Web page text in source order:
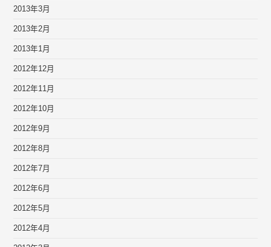
2013年3月
2013年2月
2013年1月
2012年12月
2012年11月
2012年10月
2012年9月
2012年8月
2012年7月
2012年6月
2012年5月
2012年4月